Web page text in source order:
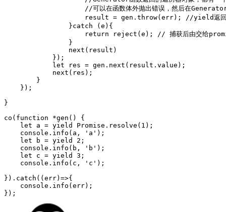
//可以在函数体外抛出错误，然后在Generator
result = gen.throw(err); //yield返回
                }catch (e){
return reject(e); // 捕获后由交给
                }
                next(result)
            });
            let res = gen.next(result.value);
            next(res);
        }
    });
}
co(function *gen() {
    let a = yield Promise.resolve(1);
    console.info(a, 'a');
    let b = yield 2;
    console.info(b, 'b');
    let c = yield 3;
    console.info(c, 'c');
}).catch((err)=>{
    console.info(err);